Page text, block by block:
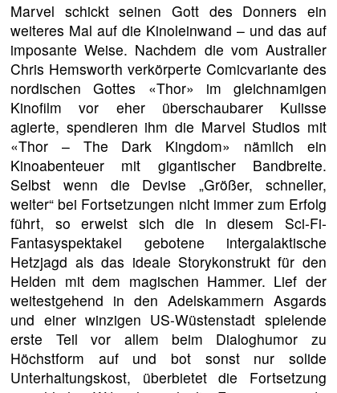
Marvel schickt seinen Gott des Donners ein
weiteres Mal auf die Kinoleinwand – und das auf
imposante Weise. Nachdem die vom Australier
Chris Hemsworth verkörperte Comicvariante des
nordischen Gottes «Thor» im gleichnamigen
Kinofilm vor eher überschaubarer Kulisse
agierte, spendieren ihm die Marvel Studios mit
«Thor – The Dark Kingdom» nämlich ein
Kinoabenteuer mit gigantischer Bandbreite.
Selbst wenn die Devise „Größer, schneller,
weiter“ bei Fortsetzungen nicht immer zum Erfolg
führt, so erweist sich die in diesem Sci-Fi-
Fantasyspektakel gebotene intergalaktische
Hetzjagd als das ideale Storykonstrukt für den
Helden mit dem magischen Hammer. Lief der
weitestgehend in den Adelskammern Asgards
und einer winzigen US-Wüstenstadt spielende
erste Teil vor allem beim Dialoghumor zu
Höchstform auf und bot sonst nur solide
Unterhaltungskost, überbietet die Fortsetzung